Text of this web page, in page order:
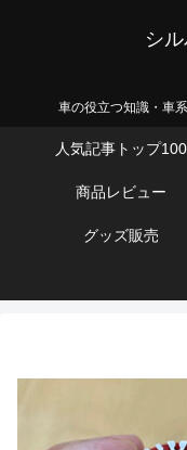
シ
車の役立つ知識・車
人気記事トップ100
商品レビュー
グッズ販売